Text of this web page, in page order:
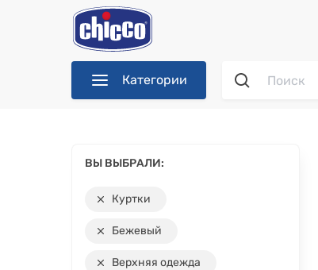
Категории
ВЫ ВЫБРАЛИ:
Куртки
Бежевый
Верхняя одежда